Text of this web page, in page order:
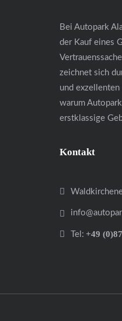
Bei Autopark
der Kauf eines
zeichnet sich
und exzellenten
warum
erstklassige
Kontakt
Tel: +49